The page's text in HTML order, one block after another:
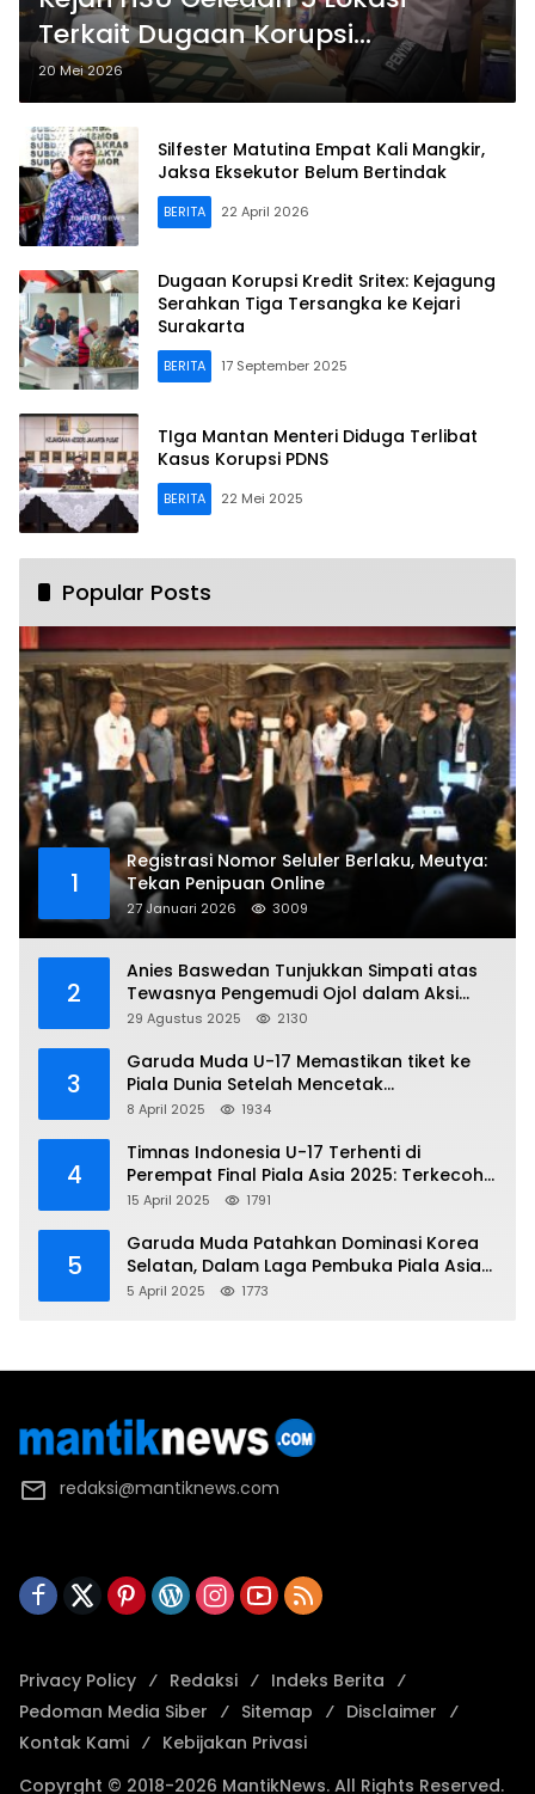
Terkait Dugaan Korupsi
Pengadaan Masker Covid-19
20 Mei 2026
Silfester Matutina Empat Kali Mangkir,
Jaksa Eksekutor Belum Bertindak
BERITA 22 April 2026
Dugaan Korupsi Kredit Sritex: Kejagung
Serahkan Tiga Tersangka ke Kejari
Surakarta
BERITA 17 September 2025
TIga Mantan Menteri Diduga Terlibat
Kasus Korupsi PDNS
BERITA 22 Mei 2025
Popular Posts
1
Registrasi Nomor Seluler Berlaku, Meutya:
Tekan Penipuan Online
27 Januari 2026 3009
2
Anies Baswedan Tunjukkan Simpati atas
Tewasnya Pengemudi Ojol dalam Aksi
Demo
29 Agustus 2025 2130
3
Garuda Muda U-17 Memastikan tiket ke
Piala Dunia Setelah Mencetak
Kemenangan Gemilang atas Yaman 4-1 di
8 April 2025 1934
4
Timnas Indonesia U-17 Terhenti di
Perempat Final Piala Asia 2025: Terkecoh
Korea Utara
15 April 2025 1791
5
Garuda Muda Patahkan Dominasi Korea
Selatan, Dalam Laga Pembuka Piala Asia
2025 U-17
5 April 2025 1773
redaksi@mantiknews.com
Privacy Policy Redaksi
Indeks Berita
Pedoman Media Siber
Sitemap
Disclaimer
Kontak Kami
Kebijakan Privasi
Copyrght © 2018-2026 MantikNews. All Rights Reserved.